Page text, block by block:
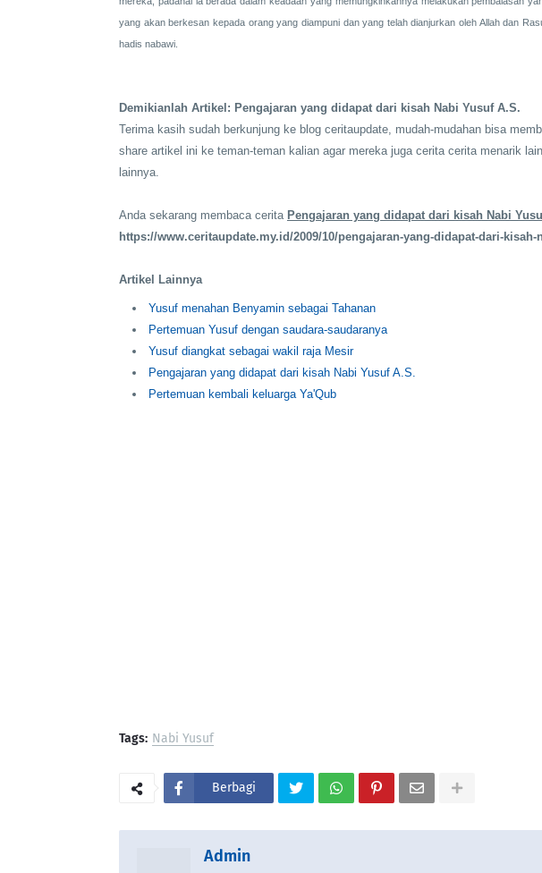
yang akan berkesan kepada orang yang diampuni dan yang telah dianjurkan oleh Allah dan
hadis nabawi.
Demikianlah Artikel: Pengajaran yang didapat dari kisah Nabi Yusuf A.S.
Terima kasih sudah berkunjung ke blog ceritaupdate, mudah-mudahan bisa
share artikel ini ke teman-teman kalian agar mereka juga cerita cerita menarik
lainnya.
Anda sekarang membaca cerita Pengajaran yang didapat dari kisah Nabi
https://www.ceritaupdate.my.id/2009/10/pengajaran-yang-didapat-dari-kisah-
Artikel Lainnya
Yusuf menahan Benyamin sebagai Tahanan
Pertemuan Yusuf dengan saudara-saudaranya
Yusuf diangkat sebagai wakil raja Mesir
Pengajaran yang didapat dari kisah Nabi Yusuf A.S.
Pertemuan kembali keluarga Ya'Qub
Tags: Nabi Yusuf
Berbagi
Admin